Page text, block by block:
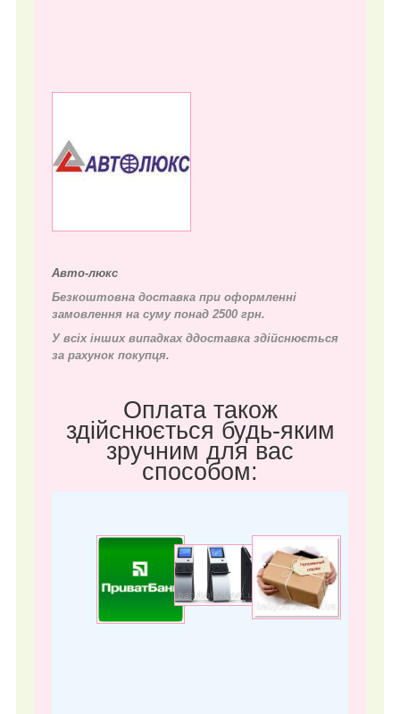
Авто-люкс
Безкоштовна доставка при оформленні
замовлення на суму понад 2500 грн.
У всіх інших випадках ддоставка здійснюється
за рахунок покупця.
Оплата також
здійснюється будь-яким
зручним для вас
способом: